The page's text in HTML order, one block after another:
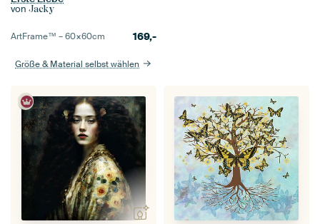
von Jacky
ArtFrame™ –60×60cm 169,-
Größe & Material selbst wählen